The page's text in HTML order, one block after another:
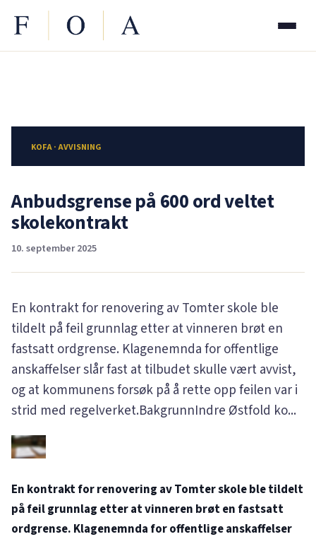
KOFA · AVVISNING
Anbudsgrense på 600 ord veltet
skolekontrakt
10. september 2025
En kontrakt for renovering av Tomter skole ble
tildelt på feil grunnlag etter at vinneren brøt en
fastsatt ordgrense. Klagenemnda for offentlige
anskaffelser slår fast at tilbudet skulle vært avvist,
og at kommunens forsøk på å rette opp feilen var i
strid med regelverket.BakgrunnIndre Østfold ko...
En kontrakt for renovering av Tomter skole ble tildelt
på feil grunnlag etter at vinneren brøt en fastsatt
ordgrense. Klagenemnda for offentlige anskaffelser